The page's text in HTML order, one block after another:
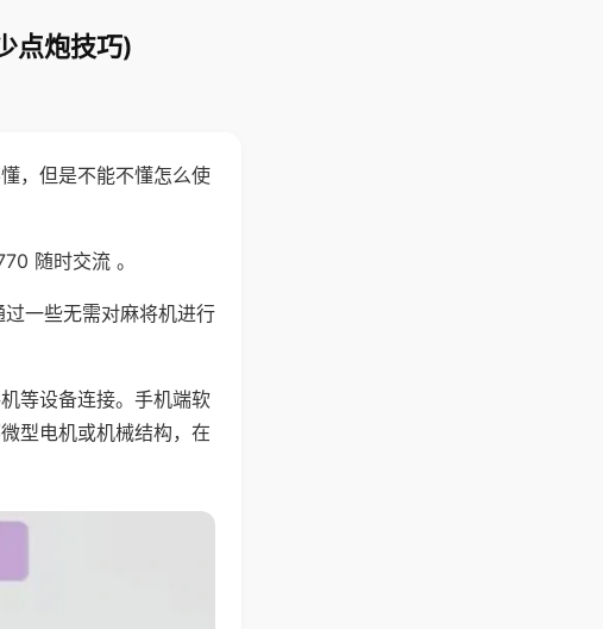
点炮技巧)
，但是不能不懂怎么使
随时交流 。
一些无需对麻将机进行
等设备连接。手机端软
型电机或机械结构，在